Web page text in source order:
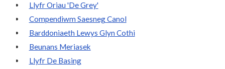
Llyfr Oriau 'De Grey'
Compendiwm Saesneg Canol
Barddoniaeth Lewys Glyn Cothi
Beunans Meriasek
Llyfr De Basing